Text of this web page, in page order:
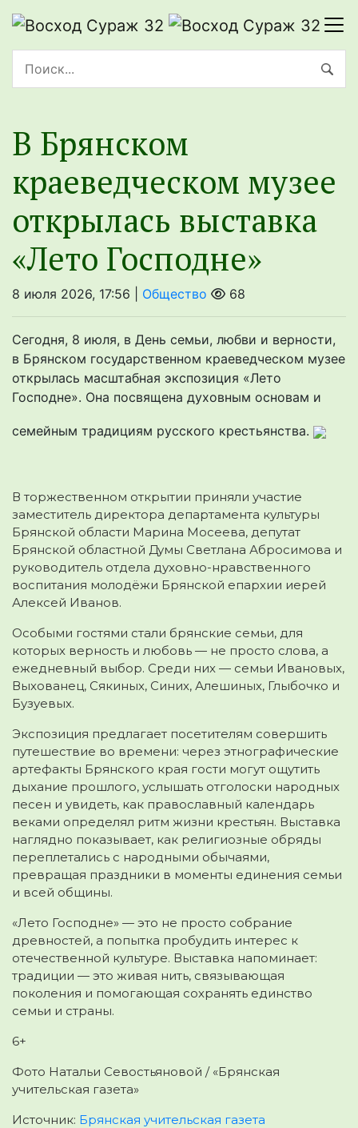
В Брянском
краеведческом музее
открылась выставка
«Лето Господне»
8 июля 2026, 17:56 | Общество 68
Сегодня, 8 июля, в День семьи, любви и верности,
в Брянском государственном краеведческом музее
открылась масштабная экспозиция «Лето
Господне». Она посвящена духовным основам и
семейным традициям русского крестьянства.
В торжественном открытии приняли участие
заместитель директора департамента культуры
Брянской области Марина Мосеева, депутат
Брянской областной Думы Светлана Абросимова и
руководитель отдела духовно-нравственного
воспитания молодёжи Брянской епархии иерей
Алексей Иванов.
Особыми гостями стали брянские семьи, для
которых верность и любовь — не просто слова, а
ежедневный выбор. Среди них — семьи Ивановых,
Выхованец, Сякиных, Синих, Алешиных, Глыбочко и
Бузуевых.
Экспозиция предлагает посетителям совершить
путешествие во времени: через этнографические
артефакты Брянского края гости могут ощутить
дыхание прошлого, услышать отголоски народных
песен и увидеть, как православный календарь
веками определял ритм жизни крестьян. Выставка
наглядно показывает, как религиозные обряды
переплетались с народными обычаями,
превращая праздники в моменты единения семьи
и всей общины.
«Лето Господне» — это не просто собрание
древностей, а попытка пробудить интерес к
отечественной культуре. Выставка напоминает:
традиции — это живая нить, связывающая
поколения и помогающая сохранять единство
семьи и страны.
6+
Фото Натальи Севостьяновой / «Брянская
учительская газета»
Источник: Брянская учительская газета